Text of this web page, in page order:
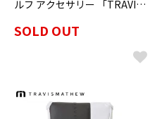
ルフ アクセサリー 「TRAVISM
モデル日本正規品
SOLD OUT